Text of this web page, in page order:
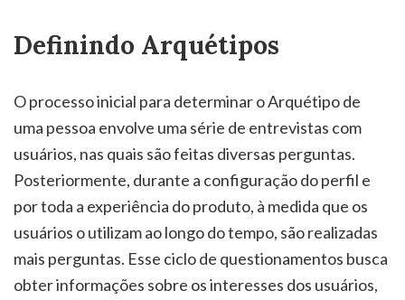
Definindo Arquétipos
O processo inicial para determinar o Arquétipo de
uma pessoa envolve uma série de entrevistas com
usuários, nas quais são feitas diversas perguntas.
Posteriormente, durante a configuração do perfil e
por toda a experiência do produto, à medida que os
usuários o utilizam ao longo do tempo, são realizadas
mais perguntas. Esse ciclo de questionamentos busca
obter informações sobre os interesses dos usuários,